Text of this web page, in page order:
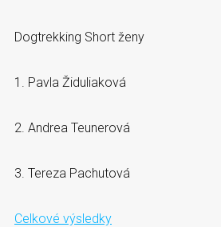
Dogtrekking Short ženy
1. Pavla Židuliaková
2. Andrea Teunerová
3. Tereza Pachutová
Celkové výsledky